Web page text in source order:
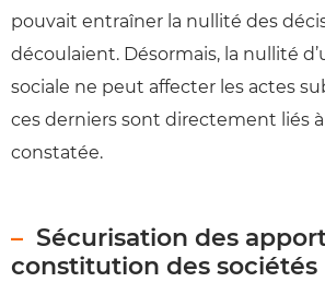
pouvait entraîner la nullité des
découlaient. Désormais, la nullité
sociale ne peut affecter les actes
ces derniers sont directement liés à
constatée.
Sécurisation des
constitution des sociétés